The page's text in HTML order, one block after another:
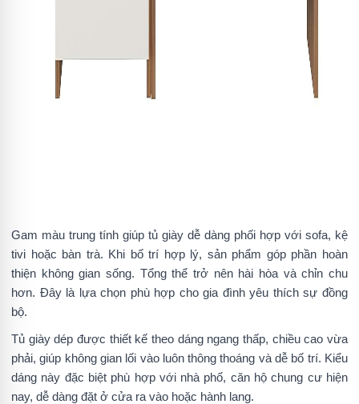
Gam màu trung tính giúp tủ giày dễ dàng phối hợp với sofa, kệ
tivi hoặc bàn trà. Khi bố trí hợp lý, sản phẩm góp phần hoàn
thiện không gian sống. Tổng thể trở nên hài hòa và chỉn chu
hơn. Đây là lựa chọn phù hợp cho gia đình yêu thích sự đồng
bộ.
Tủ giày dép được thiết kế theo dáng ngang thấp, chiều cao vừa
phải, giúp không gian lối vào luôn thông thoáng và dễ bố trí. Kiểu
dáng này đặc biệt phù hợp với nhà phố, căn hộ chung cư hiện
nay, dễ dàng đặt ở cửa ra vào hoặc hành lang.